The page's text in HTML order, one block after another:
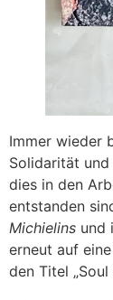
Immer wieder
Solidarität
dies in den
entstanden
Michielins und
erneut auf
den Titel „Soul